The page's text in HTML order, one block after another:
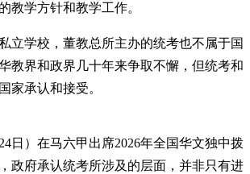
教学方针和教学工作。
立学校，董教总所主办的统考也不属于国
教界和政界几十年来争取不懈，但统考和
家承认和接受。
日）在马六甲出席2026年全国华文独中拨
政府承认统考所涉及的层面，并非只有进